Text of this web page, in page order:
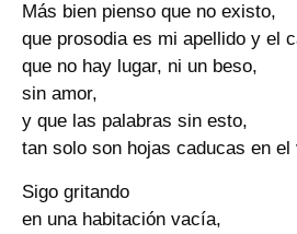
Más bien pienso que no existo,
que prosodia es mi apellido y el
que no hay lugar, ni un beso,
sin amor,
y que las palabras sin esto,
tan solo son hojas caducas en
Sigo gritando
en una habitación vacía,